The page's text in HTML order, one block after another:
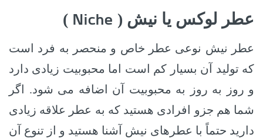
عطر لوکس یا نیش ( Niche
)
عطر نیش نوعی عطر خاص و منحصر به فرد است
که تولید آن بسیار کم است اما محبوبیت زیادی دارد
و روز به روز به محبوبیت آن اضافه می شود. اگر
شما هم جزو افرادی هستید که به عطر علاقه زیادی
دارید حتماً با عطرهای نیش آشنا هستید و از تنوع آن